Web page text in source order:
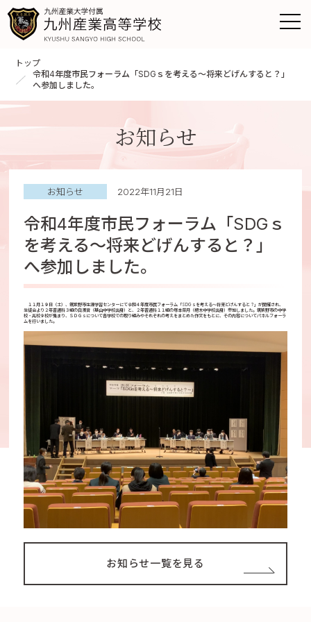
トップ
令和4年度市民フォーラム「SDGｓを考える～将来どげんすると？」
へ参加しました。
お知らせ
お知らせ 2022年11月21日
令和4年度市民フォーラム「SDGｓ
を考える～将来どげんすると？」
へ参加しました。
１１月１９日（土）、筑紫野市生涯学習センターにて令和４年度市民フォーラム「SDGｓを考える～将来どげんすると？」が開催され、
生徒会より２年普通科３組の白濱音（基山中学校出身）と、２年普通科１１組の塚本菜月（杷木中学校出身）参加しました。筑紫野市の中学
校・高校９校が集まり、ＳＤＧｓについて各学校での取り組みやそれぞれの考えをまとめた作文をもとに、その内容についてパネルフォーラ
ムを行いました。
お知らせ一覧を見る